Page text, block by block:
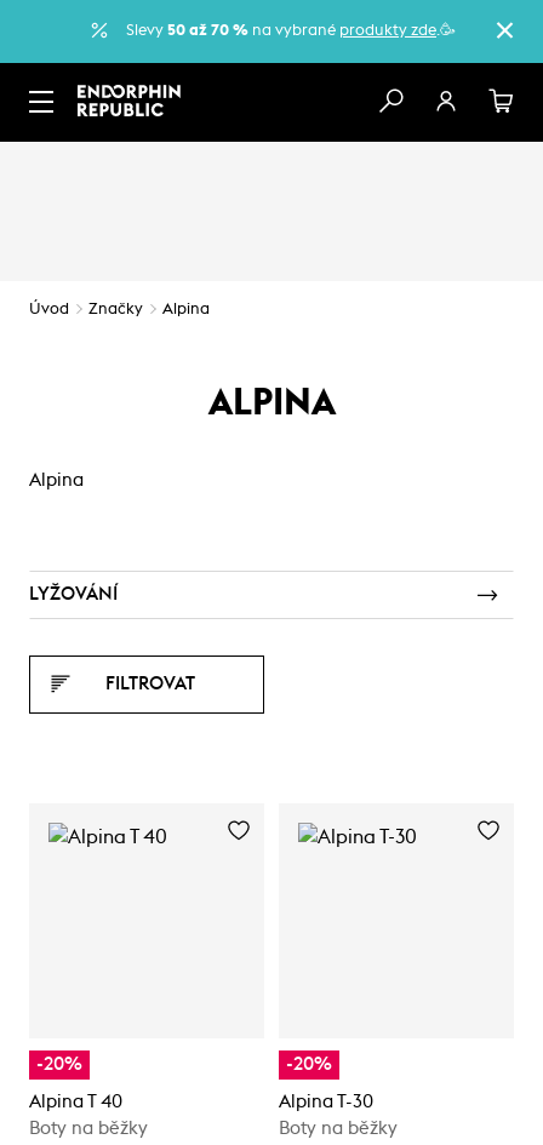
Slevy 50 až 70 % na vybrané produkty zde.🥳
Úvod Značky Alpina
ALPINA
Alpina
LYŽOVÁNÍ
FILTROVAT
-20%
Alpina T 40
Boty na běžky
-20%
Alpina T-30
Boty na běžky